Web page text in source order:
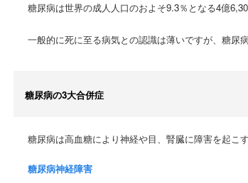
糖尿病は世界の成人人口のおよそ9.3％となる4億
一般的に死に至る病気との認識は薄いですが、 糖尿
糖尿病の3大合併症
糖尿病は高血糖により神経や目、腎臓に障害を起こ
糖尿病神経障害